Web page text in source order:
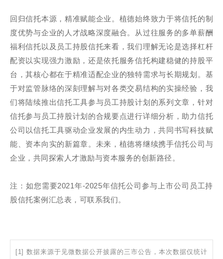
回归信托本源，精准赋能企业。植德始终致力于将信托的制
度优势与企业的人才战略深度融合。从过往服务的多单薪酬
福利信托以及员工持股信托来看，我们理解无论是选择杠杆
配资以实现强力激励，还是依托服务信托构建稳健的持股平
台，其核心都在于精准适配企业的独特需求与长期规划。基
于对监管脉络的深刻理解与对各类交易结构的实操经验，我
们将陆续推出信托工具参与员工持股计划的系列文章，针对
信托参与员工持股计划的合规要点进行详细分析，助力信托
公司以信托工具驱动企业发展的内生动力，共同书写科技赋
能、资本向实的新篇章。未来，植德将继续携手信托公司与
企业，共同探索人才激励与资本服务的创新路径。
注：如您需要2021年-2025年信托公司参与上市公司员工持
股信托案例汇总表，可联系我们。
[1] 数据来源于见微数据公开披露的三市公告，本次数据仅统计